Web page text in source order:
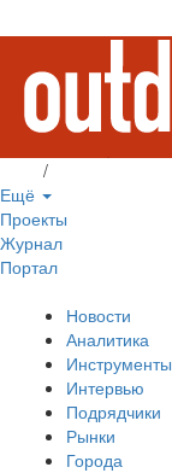
/
Ещё
Проекты
Журнал
Портал
Новости
Аналитика
Инструменты
Интервью
Подрядчики
Рынки
Города